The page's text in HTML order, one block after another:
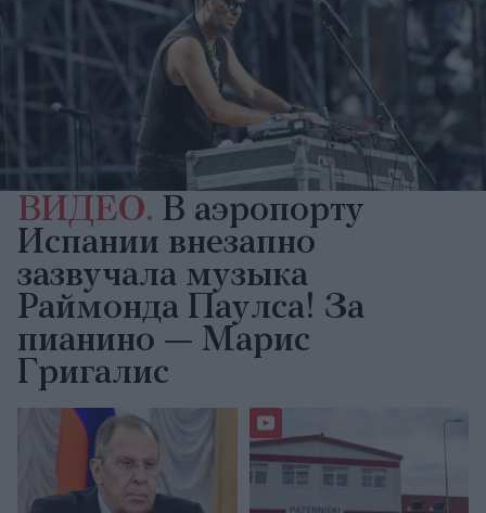
ВИДЕО. В аэропорту
Испании внезапно
зазвучала музыка
Раймонда Паулса! За
пианино — Марис
Григалис